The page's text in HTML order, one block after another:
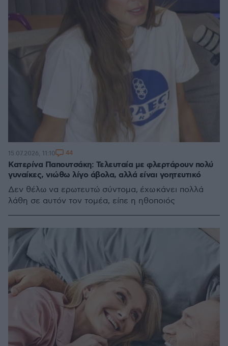
Κατερίνα Παπουτσάκη: Τελευταία με φλερτάρουν πολύ
γυναίκες, νιώθω λίγο άβολα, αλλά είναι γοητευτικό
Δεν θέλω να ερωτευτώ σύντομα, έχω κάνει πολλά
λάθη σε αυτόν τον τομέα, είπε η ηθοποιός
15.07.2026, 11:10 44